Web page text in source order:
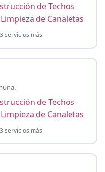
de Techos
de Canaletas
servicios más
de Techos
de Canaletas
servicios más